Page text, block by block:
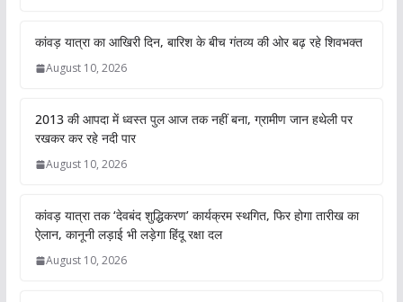
कांवड़ यात्रा का आखिरी दिन, बारिश के बीच गंतव्य की ओर बढ़ रहे शिवभक्त
August 10, 2026
2013 की आपदा में ध्वस्त पुल आज तक नहीं बना, ग्रामीण जान हथेली पर
रखकर कर रहे नदी पार
August 10, 2026
कांवड़ यात्रा तक ‘देवबंद शुद्धिकरण’ कार्यक्रम स्थगित, फिर होगा तारीख का
ऐलान, कानूनी लड़ाई भी लड़ेगा हिंदू रक्षा दल
August 10, 2026